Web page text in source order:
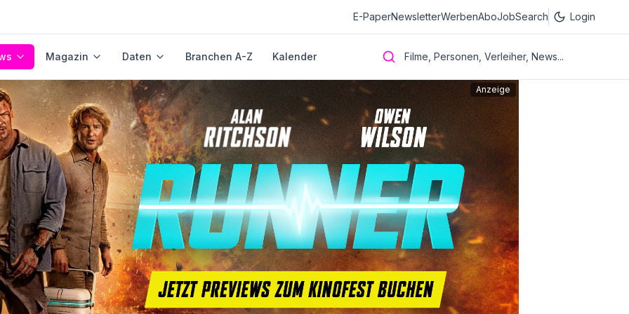
E-PaperNewsletterWerbenAboJobSearch Login
Magazin Daten Branchen A-Z Kalender Filme, Personen, Verleiher, News...
Anzeige